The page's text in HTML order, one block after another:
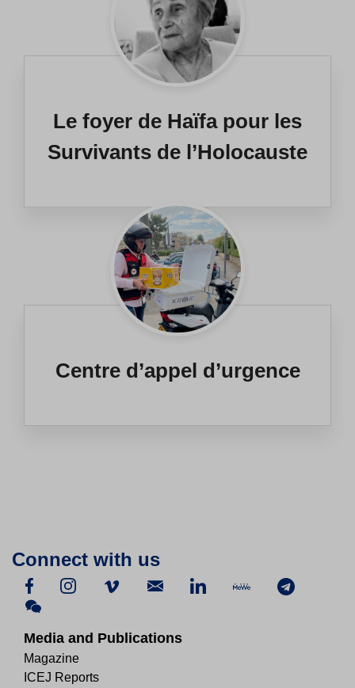
Le foyer de Haïfa pour les
Survivants de l’Holocauste
Centre d’appel d’urgence
Connect with us
Media and Publications
Magazine
ICEJ Reports